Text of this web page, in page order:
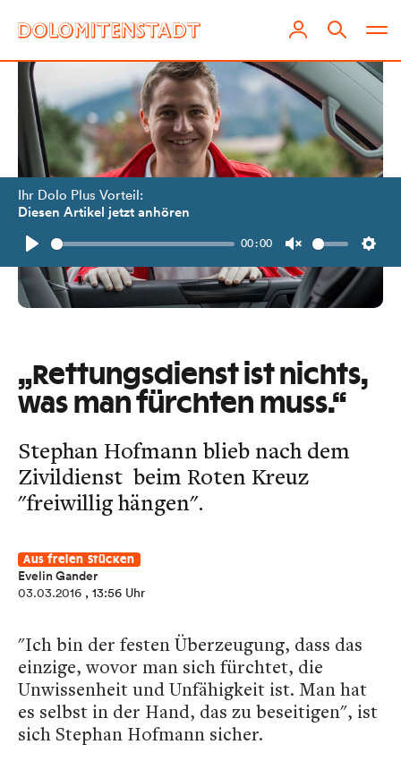
Ihr Dolo Plus Vorteil:
Diesen Artikel jetzt anhören
Play
00:00
Unmute
„Rettungsdienst ist nichts,
was man fürchten muss.“
Stephan Hofmann blieb nach dem
Zivildienst beim Roten Kreuz
"freiwillig hängen".
Aus freien Stücken
Evelin Gander
03.03.2016 , 13:56 Uhr
"Ich bin der festen Überzeugung, dass das
einzige, wovor man sich fürchtet, die
Unwissenheit und Unfähigkeit ist. Man hat
es selbst in der Hand, das zu beseitigen", ist
sich Stephan Hofmann sicher.